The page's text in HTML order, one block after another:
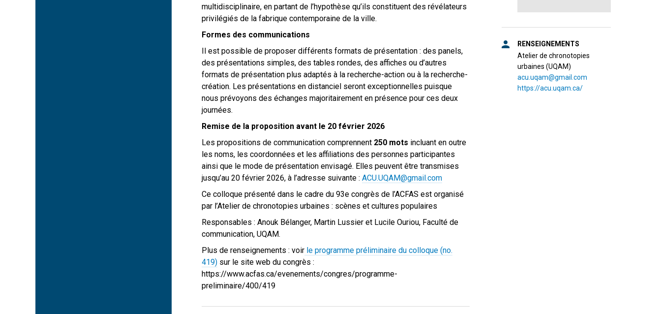
multidisciplinaire, en partant de l’hypothèse qu’ils constituent des révélateurs
privilégiés de la fabrique contemporaine de la ville.
Formes des communications
Il est possible de proposer différents formats de présentation : des panels,
des présentations simples, des tables rondes, des affiches ou d’autres
formats de présentation plus adaptés à la recherche-action ou à la recherche-
création. Les présentations en distanciel seront exceptionnelles puisque
nous prévoyons des échanges majoritairement en présence pour ces deux
journées.
Remise de la proposition avant le 20 février 2026
Les propositions de communication comprennent 250 mots incluant en outre
les noms, les coordonnées et les affiliations des personnes participantes
ainsi que le mode de présentation envisagé. Elles peuvent être transmises
jusqu’au 20 février 2026, à l’adresse suivante : ACU.UQAM@gmail.com
Ce colloque présenté dans le cadre du 93e congrès de l’ACFAS est organisé
par l’Atelier de chronotopies urbaines : scènes et cultures populaires
Responsables : Anouk Bélanger, Martin Lussier et Lucile Ouriou, Faculté de
communication, UQAM.
Plus de renseignements : voirle programme préliminaire du colloque (no.
419)sur le site web du congrès :
https://www.acfas.ca/evenements/congres/programme-
preliminaire/400/419
RENSEIGNEMENTS
Atelier de chronotopies
urbaines (UQAM)
acu.uqam@gmail.com
https://acu.uqam.ca/